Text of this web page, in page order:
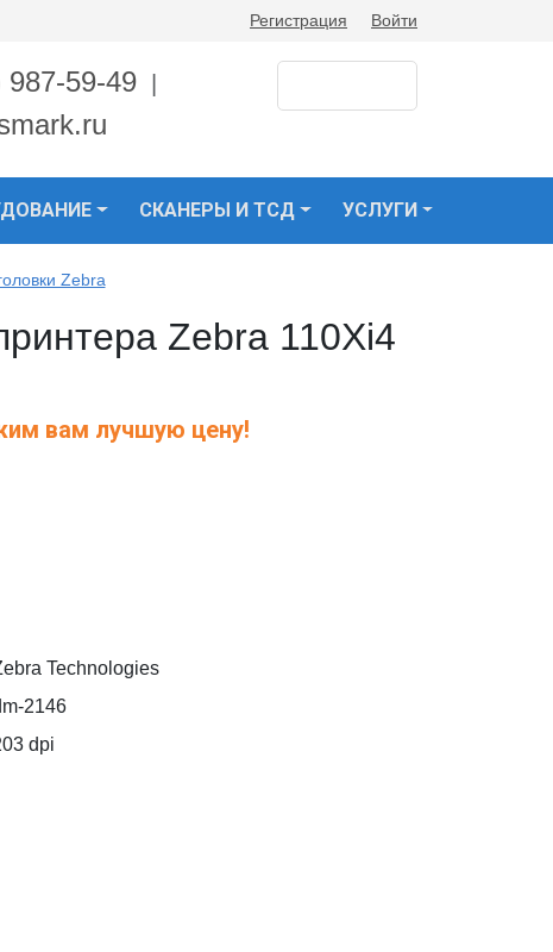
Регистрация Войти
987-59-49
СКАНЕРЫ И ТСД УСЛУГИ
Zebra
Zebra 110Xi4
вам лучшую цену!
Technologies
2146
dpi